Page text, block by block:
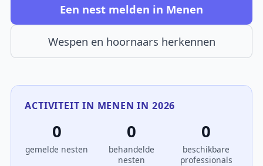
Een nest melden in Menen
Wespen en hoornaars herkennen
ACTIVITEIT IN MENEN IN 2026
0
gemelde nesten
0
behandelde
nesten
0
beschikbare
professionals